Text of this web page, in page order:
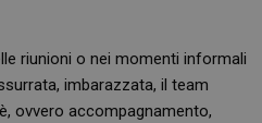
riunioni o nei momenti informali
imbarazzata, il team
ovvero accompagnamento,
Non classificati
funzionalità di base quali la
funzionare correttamente senza questi